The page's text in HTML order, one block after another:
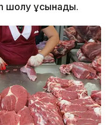
шолу ұсынады.